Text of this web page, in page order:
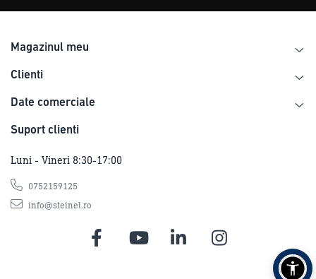
Magazinul meu
Clienti
Date comerciale
Suport clienti
Luni - Vineri 8:30-17:00
0752159125
info@steinel.ro